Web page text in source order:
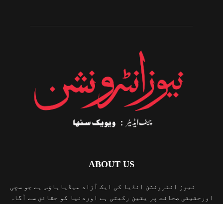
ABOUT US
نیوز انٹرونشن انڈیا کی ایک آزاد میڈیاہاؤس ہے جو سچی
اورحقیقی صحافت پر یقین رکھتی ہے اوردنیا کو حقائق سے آگاہ